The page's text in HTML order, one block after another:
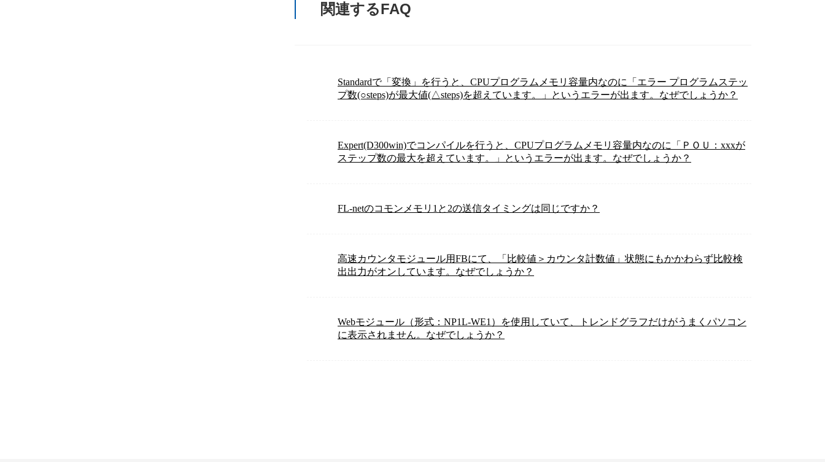
関連するFAQ
Standardで「変換」を行うと、CPUプログラムメモリ容量内なのに「エラー プログラムステッ
プ数(○steps)が最大値(△steps)を超えています。」というエラーが出ます。なぜでしょうか？
Expert(D300win)でコンパイルを行うと、CPUプログラムメモリ容量内なのに「ＰＯＵ：xxxが
ステップ数の最大を超えています。」というエラーが出ます。なぜでしょうか？
FL-netのコモンメモリ1と2の送信タイミングは同じですか？
高速カウンタモジュール用FBにて、「比較値＞カウンタ計数値」状態にもかかわらず比較検
出出力がオンしています。なぜでしょうか？
Webモジュール（形式：NP1L-WE1）を使用していて、トレンドグラフだけがうまくパソコン
に表示されません。なぜでしょうか？